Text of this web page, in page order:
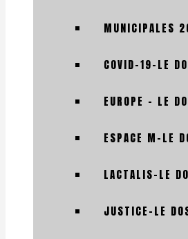
MUNICIPALES
COVID-19-LE
EUROPE – LE
ESPACE M-LE
LACTALIS-LE
JUSTICE-LE